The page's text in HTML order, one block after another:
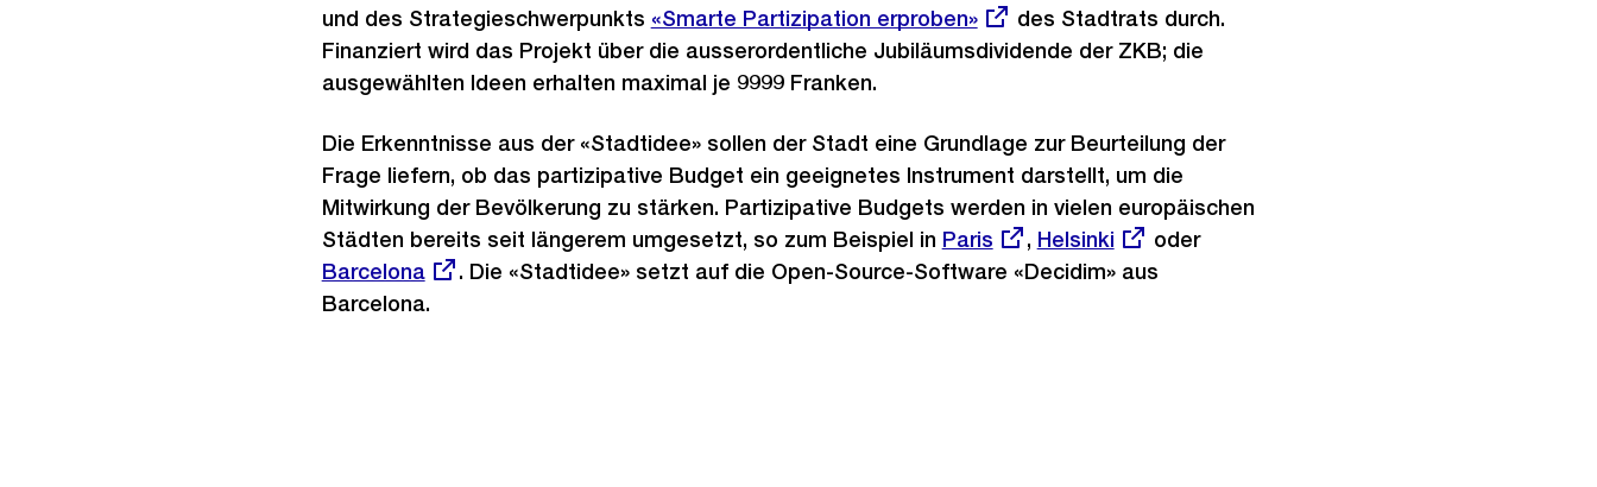
Link:
und des Strategieschwerpunkts Externer
Link:
«Smarte Partizipation erproben»
des Stadtrats durch.
Finanziert wird das Projekt über die ausserordentliche Jubiläumsdividende der ZKB; die
ausgewählten Ideen erhalten maximal je 9999 Franken.
Die Erkenntnisse aus der «Stadtidee» sollen der Stadt eine Grundlage zur Beurteilung der
Frage liefern, ob das partizipative Budget ein geeignetes Instrument darstellt, um die
Mitwirkung der Bevölkerung zu stärken. Partizipative Budgets werden in vielen europäischen
Städten bereits seit längerem umgesetzt, so zum Beispiel in Externer
Link:
Paris , Externer
Link:
Helsinki oderExterner
Barcelona
. Die «Stadtidee» setzt auf die Open-Source-Software «Decidim» aus
Barcelona.